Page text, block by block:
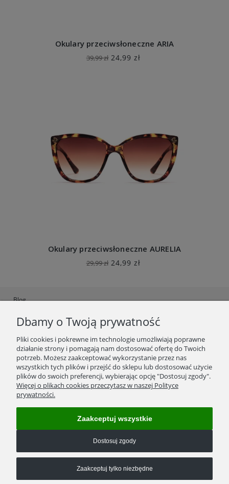
Okulary przeciwsłoneczne ARIA
24,99 zł
39,99 zł
Okulary przeciwsłoneczne AURELIA
24,99 zł
29,99 zł
Blog
Ustawienia plików cookies
Polityka Prywatności
Regulamin
Zwroty/wymiana towaru
Reklamacje
Formy płatności
Kontakt
Numer konta bankowego:05 1140 2004 0000 3102 7408 7207
Dbamy o Twoją prywatność
Pliki cookies i pokrewne im technologie umożliwiają poprawne
działanie strony i pomagają nam dostosować ofertę do Twoich
potrzeb. Możesz zaakceptować wykorzystanie przez nas
wszystkich tych plików i przejść do sklepu lub dostosować użycie
plików do swoich preferencji, wybierając opcję "Dostosuj zgody".
Więcej o plikach cookies przeczytasz w naszej Polityce
prywatności.
Zaakceptuj tylko niezbędne
Dostosuj zgody
Zaakceptuj wszystkie